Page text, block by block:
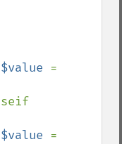
$value
$value